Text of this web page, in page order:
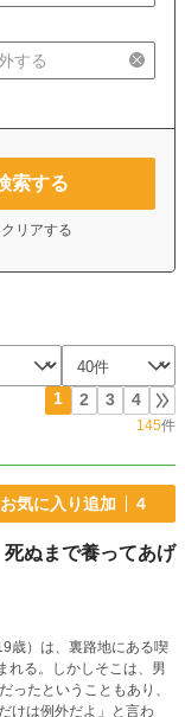
索する
リアする
1 2 3 4
145件
お気に入り追加 4
死ぬまで養ってあげ
歳）は、裏路地にある喫
れる。しかしそこは、男
たということもあり、
けは例外だよ」と言わ